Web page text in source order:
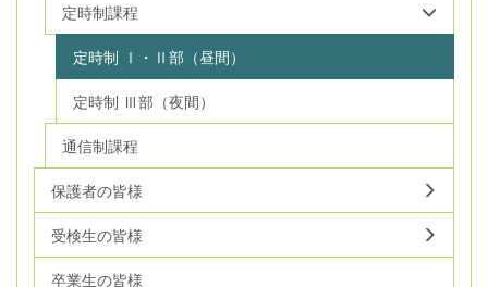
定時制課程
定時制 Ⅰ・Ⅱ部（昼間）
定時制 Ⅲ部（夜間）
通信制課程
保護者の皆様
受検生の皆様
卒業生の皆様